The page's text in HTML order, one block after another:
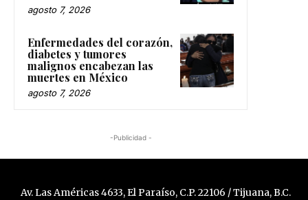
agosto 7, 2026
Enfermedades del corazón,
diabetes y tumores
malignos encabezan las
muertes en México
agosto 7, 2026
-Publicidad -
Av. Las Américas 4633, El Paraíso, C.P. 22106 / Tijuana, B.C.